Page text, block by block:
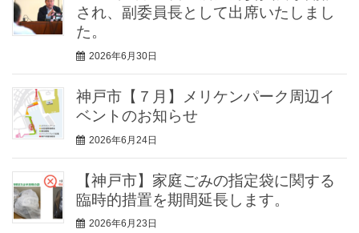
され、副委員長として出席いたしまし
た。
2026年6月30日
神戸市【７月】メリケンパーク周辺イ
ベントのお知らせ
2026年6月24日
【神戸市】家庭ごみの指定袋に関する
臨時的措置を期間延長します。
2026年6月23日